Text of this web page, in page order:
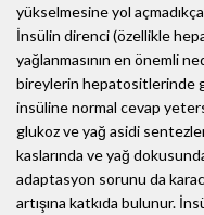
yükselmesine yol
İnsülin direnci (özellikle
yağlanmasının en önemli
bireylerin hepatositlerinde
insüline normal cevap
glukoz ve yağ asidi
kaslarında ve yağ
adaptasyon sorunu da
artışına katkıda bulunur.